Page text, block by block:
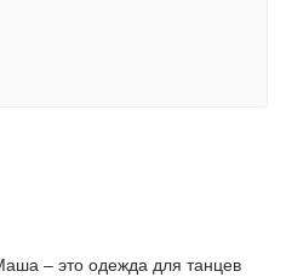
– это одежда для танцев